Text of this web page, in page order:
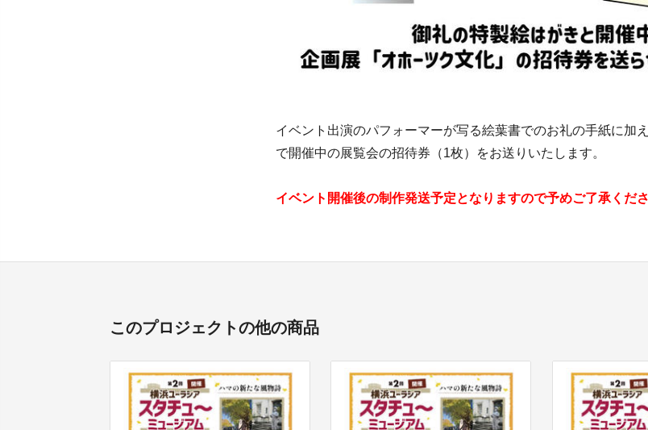
イベント出演のパフォーマーが写る絵葉書でのお礼の手紙に加
で開催中の展覧会の招待券（1枚）をお送りいたします。
イベント開催後の制作発送予定となりますので予めご了承くださ
このプロジェクトの他の商品